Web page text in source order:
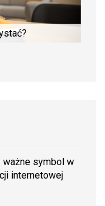
ważne symbol w
internetowej